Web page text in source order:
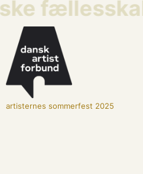
artisternes sommerfest 2025